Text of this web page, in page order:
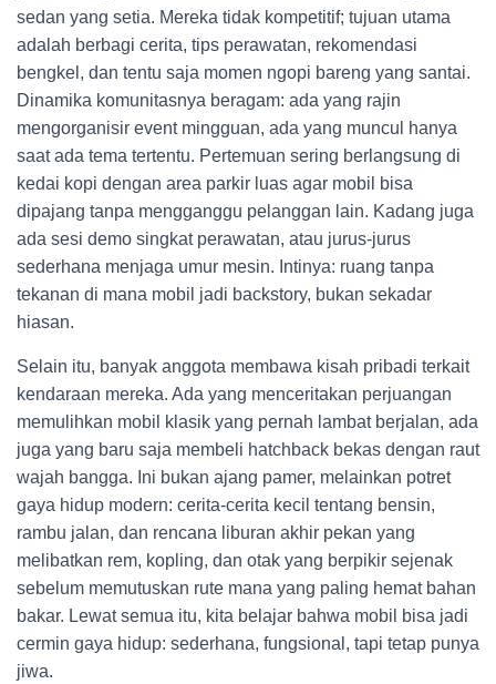
sedan yang setia. Mereka tidak kompetitif; tujuan utama
adalah berbagi cerita, tips perawatan, rekomendasi
bengkel, dan tentu saja momen ngopi bareng yang santai.
Dinamika komunitasnya beragam: ada yang rajin
mengorganisir event mingguan, ada yang muncul hanya
saat ada tema tertentu. Pertemuan sering berlangsung di
kedai kopi dengan area parkir luas agar mobil bisa
dipajang tanpa mengganggu pelanggan lain. Kadang juga
ada sesi demo singkat perawatan, atau jurus-jurus
sederhana menjaga umur mesin. Intinya: ruang tanpa
tekanan di mana mobil jadi backstory, bukan sekadar
hiasan.
Selain itu, banyak anggota membawa kisah pribadi terkait
kendaraan mereka. Ada yang menceritakan perjuangan
memulihkan mobil klasik yang pernah lambat berjalan, ada
juga yang baru saja membeli hatchback bekas dengan raut
wajah bangga. Ini bukan ajang pamer, melainkan potret
gaya hidup modern: cerita-cerita kecil tentang bensin,
rambu jalan, dan rencana liburan akhir pekan yang
melibatkan rem, kopling, dan otak yang berpikir sejenak
sebelum memutuskan rute mana yang paling hemat bahan
bakar. Lewat semua itu, kita belajar bahwa mobil bisa jadi
cermin gaya hidup: sederhana, fungsional, tapi tetap punya
jiwa.